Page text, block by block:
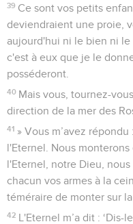
39 Ce sont vos petits
deviendraient une proie,
aujourd'hui ni le bien ni le
c'est à eux que je le
posséderont.
40 Mais vous, tournez-
direction de la mer des
41 » Vous m’avez
l'Eternel. Nous
l'Eternel, notre Dieu, nous
chacun vos armes à la
téméraire de monter sur
42 L'Eternel m’a dit : ‘Dis-